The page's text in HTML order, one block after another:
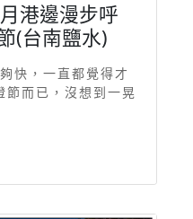
港邊漫步呼
(台南鹽水)
快，一直都覺得才
而已，沒想到一晃